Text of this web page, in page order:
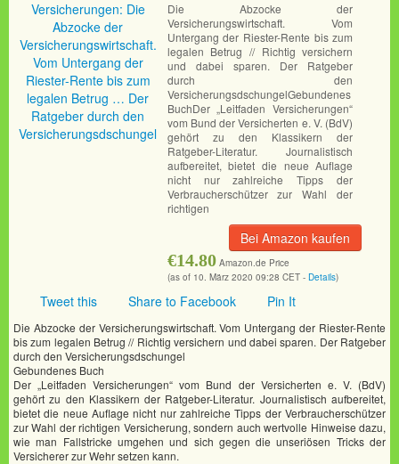
Untergang der Riester-Rente
bis zum legalen Betrug … Der
Ratgeber durch den
Versicherungsdschungel
Die Abzocke der
Versicherungswirtschaft. Vom
Untergang der Riester-Rente bis zum
legalen Betrug // Richtig versichern
und dabei sparen. Der Ratgeber
durch den
VersicherungsdschungelGebundenes
BuchDer „Leitfaden Versicherungen“
vom Bund der Versicherten e. V. (BdV)
gehört zu den Klassikern der
Ratgeber-Literatur. Journalistisch
aufbereitet, bietet die neue Auflage
nicht nur zahlreiche Tipps der
Verbraucherschützer zur Wahl der
richtigen
Bei Amazon kaufen
€14.80 Amazon.de Price
(as of 10. März 2020 09:28 CET - Details)
Tweet this Share to Facebook Pin It
Die Abzocke der Versicherungswirtschaft. Vom Untergang der Riester-Rente
bis zum legalen Betrug // Richtig versichern und dabei sparen. Der Ratgeber
durch den Versicherungsdschungel
Gebundenes Buch
Der „Leitfaden Versicherungen“ vom Bund der Versicherten e. V. (BdV)
gehört zu den Klassikern der Ratgeber-Literatur. Journalistisch aufbereitet,
bietet die neue Auflage nicht nur zahlreiche Tipps der Verbraucherschützer
zur Wahl der richtigen Versicherung, sondern auch wertvolle Hinweise dazu,
wie man Fallstricke umgehen und sich gegen die unseriösen Tricks der
Versicherer zur Wehr setzen kann.